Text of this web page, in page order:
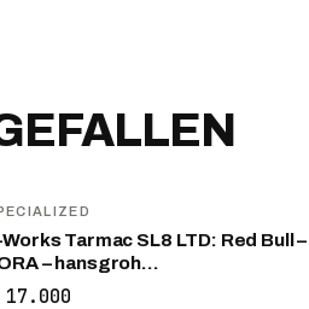
Works Tarmac SL8 LTD: Red Bull –
– hansgroh…